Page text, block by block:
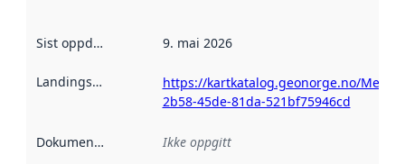
Sist oppdatert 9. mai 2026
Landingsside
https://kartkatalog.geonorge.no/
2b58-45de-81da-521bf75946cd
Dokumentasjon Ikke oppgitt